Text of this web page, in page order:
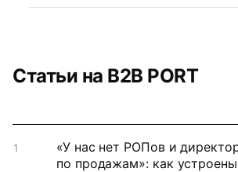
Статьи на B2B PORT
1
«У нас нет РОПов и
по продажам»: как